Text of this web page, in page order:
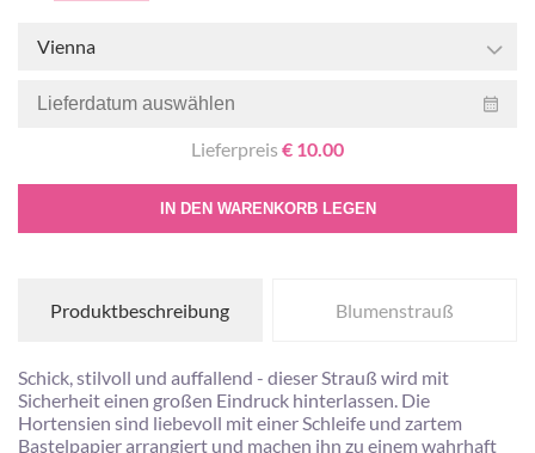
Vienna
Lieferpreis € 10.00
IN DEN WARENKORB LEGEN
Produktbeschreibung Blumenstrauß
Schick, stilvoll und auffallend - dieser Strauß wird mit
Sicherheit einen großen Eindruck hinterlassen. Die
Hortensien sind liebevoll mit einer Schleife und zartem
Bastelpapier arrangiert und machen ihn zu einem wahrhaft